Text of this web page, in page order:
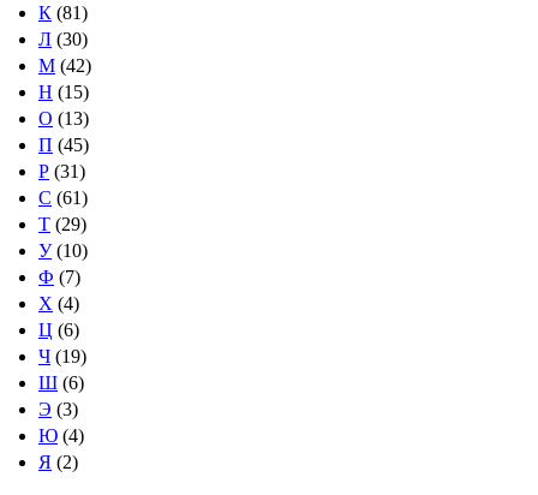
К (81)
Л (30)
М (42)
Н (15)
О (13)
П (45)
Р (31)
С (61)
Т (29)
У(10)
Ф (7)
Х (4)
Ц (6)
Ч (19)
Ш (6)
Э (3)
Ю (4)
Я (2)